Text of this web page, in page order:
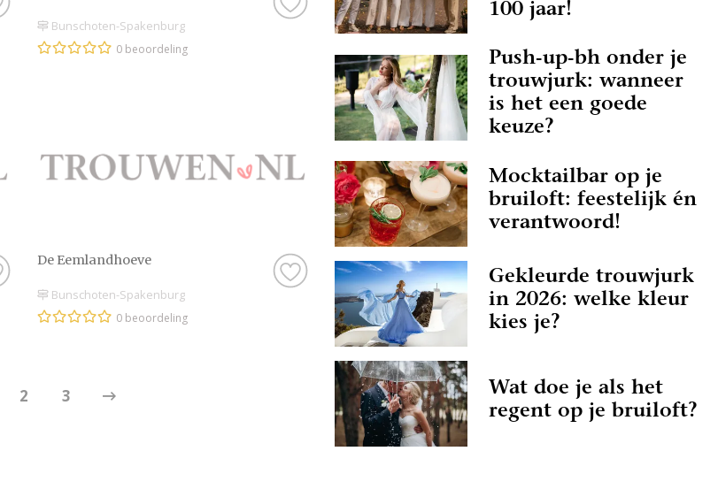
Bunschoten-Spakenburg
0 beoordeling
De Eemlandhoeve
Bunschoten-Spakenburg
0 beoordeling
2 3
100 jaar!
Push-up-bh onder je
trouwjurk: wanneer
is het een goede
keuze?
Mocktailbar op je
bruiloft: feestelijk én
verantwoord!
Gekleurde trouwjurk
in 2026: welke kleur
kies je?
Wat doe je als het
regent op je bruiloft?